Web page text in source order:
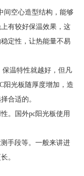
间空心造型结构，能够
有较好保温效果，这
定性，让热能量不易
保温特性就越好，但凡
阳光板随厚度增加，造
合适的。
。国外pc阳光板使用
手段等。一般来讲进
。